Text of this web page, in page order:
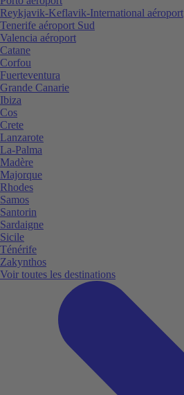
Reykjavik-Keflavik-International aéroport
Tenerife aéroport Sud
Valencia aéroport
Catane
Corfou
Fuerteventura
Grande Canarie
Ibiza
Cos
Crete
Lanzarote
La-Palma
Madère
Majorque
Rhodes
Samos
Santorin
Sardaigne
Sicile
Ténérife
Zakynthos
Voir toutes les destinations